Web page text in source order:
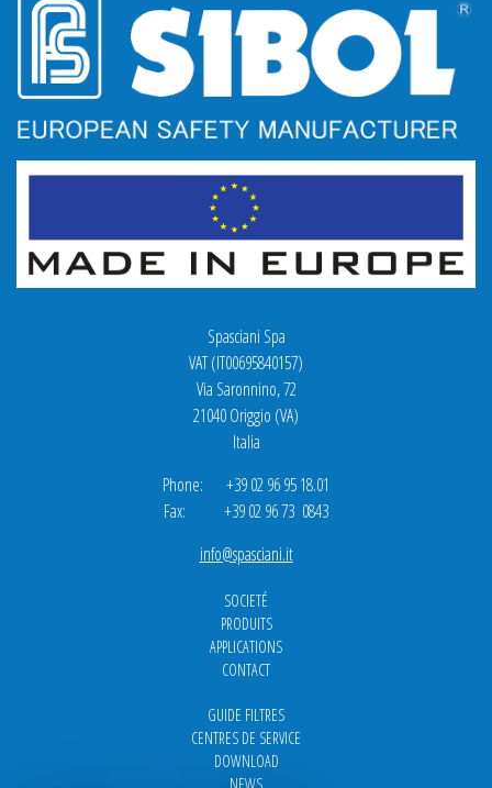
Spasciani Spa
VAT (IT00695840157)
Via Saronnino, 72
21040 Origgio (VA)
Italia
Phone: +39 02 96 95 18.01
Fax: +39 02 96 73 0843
info@spasciani.it
SOCIETÉ
PRODUITS
APPLICATIONS
CONTACT
GUIDE FILTRES
CENTRES DE SERVICE
DOWNLOAD